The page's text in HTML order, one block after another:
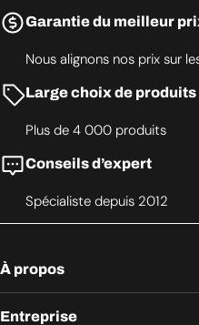
Garantie du meilleur
Nous alignons nos prix sur
Large choix de produits
Plus de 4 000 produits
Conseils d’expert
Spécialiste depuis 2012
À propos
Entreprise